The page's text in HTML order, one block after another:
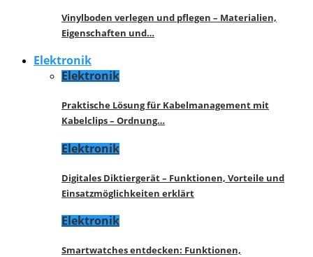
Vinylboden verlegen und pflegen – Materialien,
Eigenschaften und…
Elektronik
Elektronik
Praktische Lösung für Kabelmanagement mit
Kabelclips – Ordnung…
Elektronik
Digitales Diktiergerät – Funktionen, Vorteile und
Einsatzmöglichkeiten erklärt
Elektronik
Smartwatches entdecken: Funktionen,